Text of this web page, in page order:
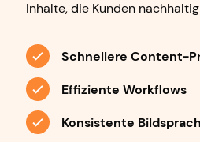
Inhalte, die Kunden
Schnellere Content-
Effiziente Workflows
Konsistente